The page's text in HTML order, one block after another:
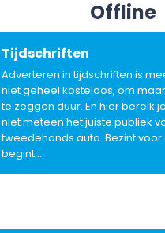
Offline
Tijdschriften
Adverteren in tijdschriften is
niet geheel kosteloos, om
te zeggen duur. En hier bereik
niet meteen het juiste publiek
tweedehands auto. Bezint voor
begint…